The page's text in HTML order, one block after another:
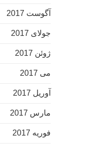
آگوست 2017
جولای 2017
ژوئن 2017
می 2017
آوریل 2017
مارس 2017
فوریه 2017